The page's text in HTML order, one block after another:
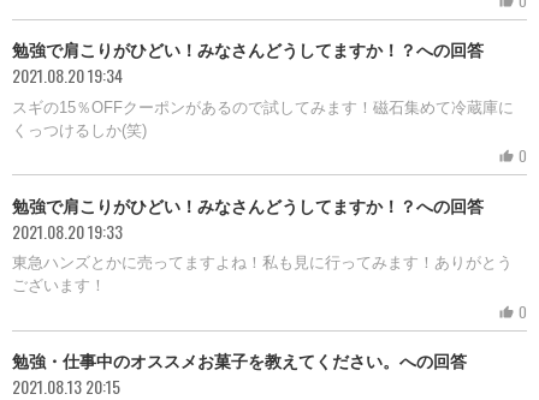
勉強で肩こりがひどい！みなさんどうしてますか！？への回答
2021.08.20 19:34
スギの15％OFFクーポンがあるので試してみます！磁石集めて冷蔵庫に
くっつけるしか(笑)
thumb_up 0
勉強で肩こりがひどい！みなさんどうしてますか！？への回答
2021.08.20 19:33
東急ハンズとかに売ってますよね！私も見に行ってみます！ありがとう
ございます！
thumb_up 0
勉強・仕事中のオススメお菓子を教えてください。への回答
2021.08.13 20:15